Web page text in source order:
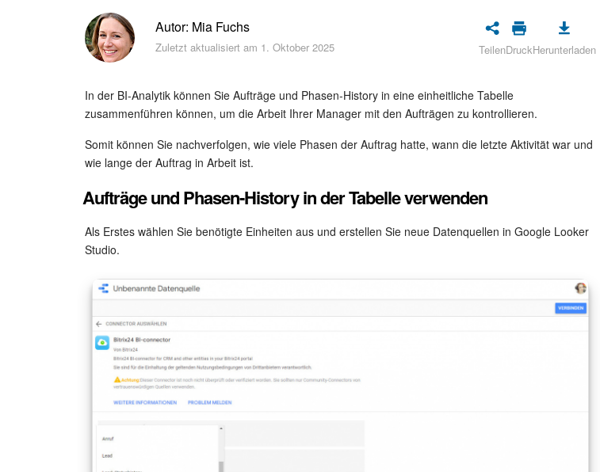
Autor: Mia Fuchs
Zuletzt aktualisiert am 1. Oktober 2025 TeilenDruckHerunterladen
In der BI-Analytik können Sie Aufträge und Phasen-History in eine einheitliche Tabelle
zusammenführen können, um die Arbeit Ihrer Manager mit den Aufträgen zu kontrollieren.
Somit können Sie nachverfolgen, wie viele Phasen der Auftrag hatte, wann die letzte Aktivität war und
wie lange der Auftrag in Arbeit ist.
Aufträge und Phasen-History in der Tabelle verwenden
Als Erstes wählen Sie benötigte Einheiten aus und erstellen Sie neue Datenquellen in Google Looker
Studio.